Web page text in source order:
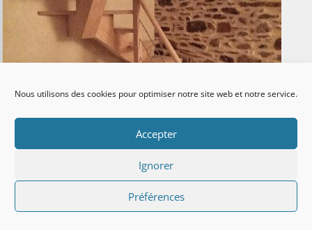
Nous utilisons des cookies pour optimiser notre site web et notre service.
Accepter
Ignorer
Préférences